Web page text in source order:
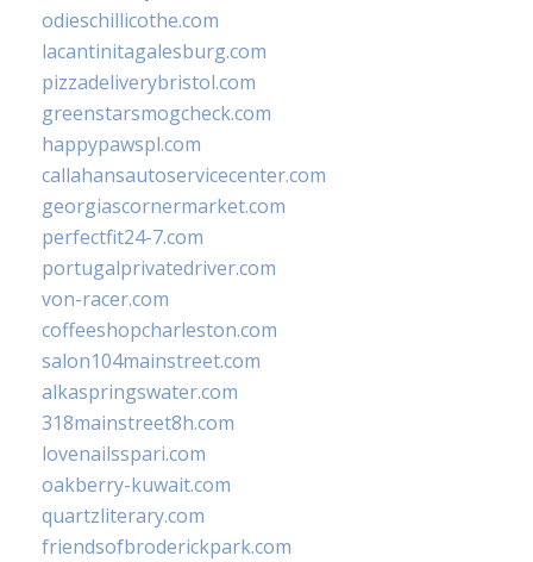
odieschillicothe.com
lacantinitagalesburg.com
pizzadeliverybristol.com
greenstarsmogcheck.com
happypawspl.com
callahansautoservicecenter.com
georgiascornermarket.com
perfectfit24-7.com
portugalprivatedriver.com
von-racer.com
coffeeshopcharleston.com
salon104mainstreet.com
alkaspringswater.com
318mainstreet8h.com
lovenailsspari.com
oakberry-kuwait.com
quartzliterary.com
friendsofbroderickpark.com